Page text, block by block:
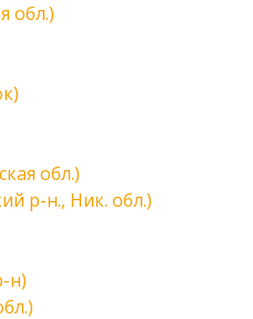
обл.)
обл.)
р-н., Ник. обл.)
н)